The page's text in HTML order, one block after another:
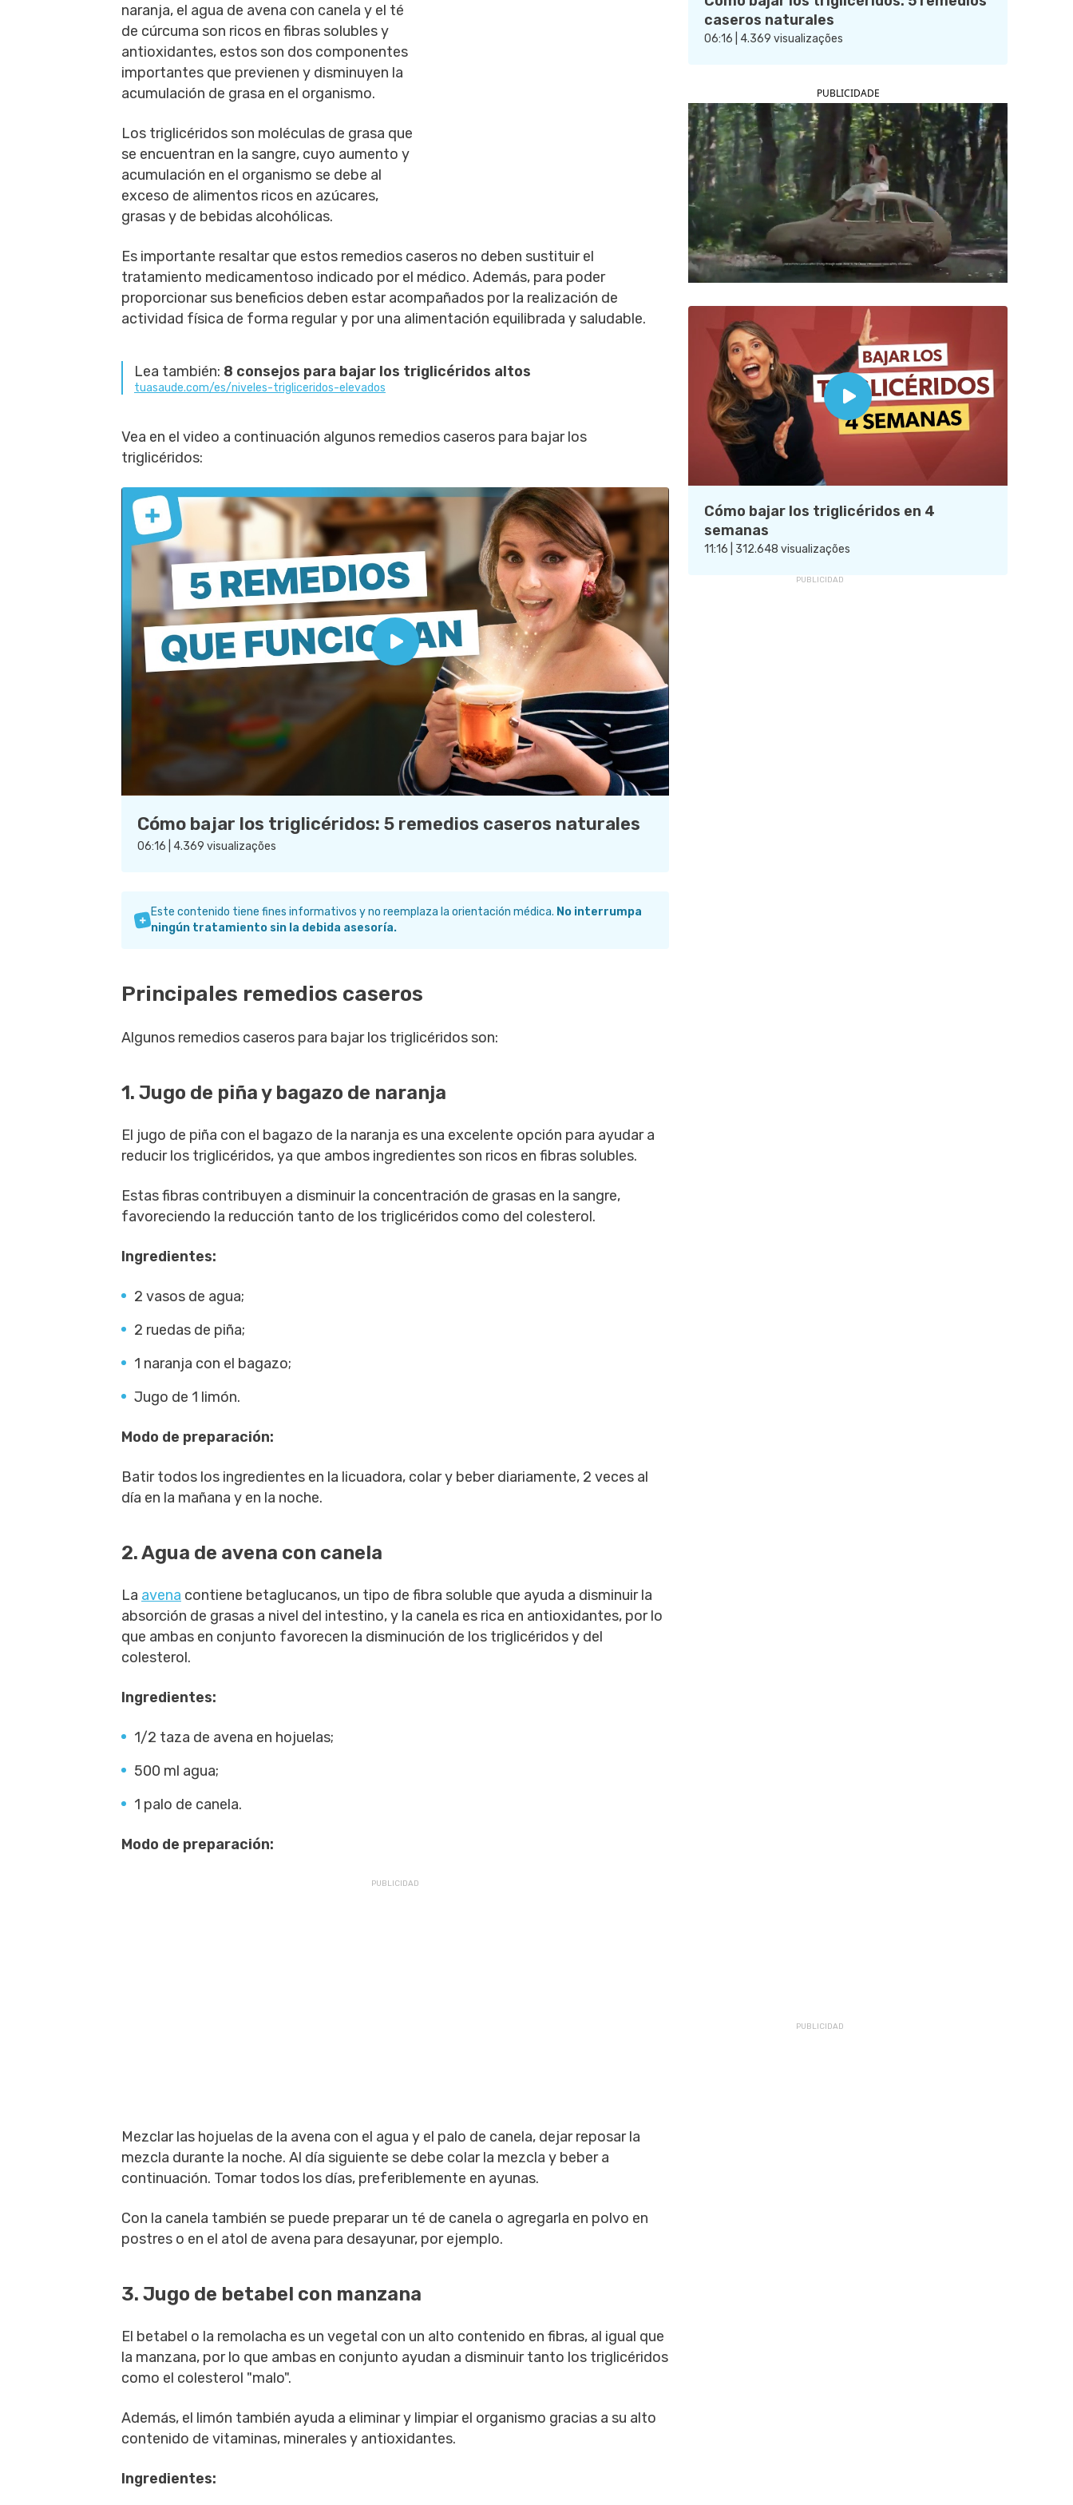
naranja, el agua de avena con canela y el té
de cúrcuma son ricos en fibras solubles y
antioxidantes, estos son dos componentes
importantes que previenen y disminuyen la
acumulación de grasa en el organismo.
Los triglicéridos son moléculas de grasa que
se encuentran en la sangre, cuyo aumento y
acumulación en el organismo se debe al
exceso de alimentos ricos en azúcares,
grasas y de bebidas alcohólicas.
Es importante resaltar que estos remedios caseros no deben sustituir el
tratamiento medicamentoso indicado por el médico. Además, para poder
proporcionar sus beneficios deben estar acompañados por la realización de
actividad física de forma regular y por una alimentación equilibrada y saludable.
Lea también: 8 consejos para bajar los triglicéridos altos
tuasaude.com/es/niveles-trigliceridos-elevados
Vea en el video a continuación algunos remedios caseros para bajar los
triglicéridos:
Cómo bajar los triglicéridos: 5 remedios caseros naturales
06:16 | 4.369 visualizações
Este contenido tiene fines informativos y no reemplaza la orientación médica. No interrumpa
ningún tratamiento sin la debida asesoría.
Principales remedios caseros
Algunos remedios caseros para bajar los triglicéridos son:
1. Jugo de piña y bagazo de naranja
El jugo de piña con el bagazo de la naranja es una excelente opción para ayudar a
reducir los triglicéridos, ya que ambos ingredientes son ricos en fibras solubles.
Estas fibras contribuyen a disminuir la concentración de grasas en la sangre,
favoreciendo la reducción tanto de los triglicéridos como del colesterol.
Ingredientes:
2 vasos de agua;
2 ruedas de piña;
1 naranja con el bagazo;
Jugo de 1 limón.
Modo de preparación:
Batir todos los ingredientes en la licuadora, colar y beber diariamente, 2 veces al
día en la mañana y en la noche.
2. Agua de avena con canela
La avena contiene betaglucanos, un tipo de fibra soluble que ayuda a disminuir la
absorción de grasas a nivel del intestino, y la canela es rica en antioxidantes, por lo
que ambas en conjunto favorecen la disminución de los triglicéridos y del
colesterol.
Ingredientes:
1/2 taza de avena en hojuelas;
500 ml agua;
1 palo de canela.
Modo de preparación:
Mezclar las hojuelas de la avena con el agua y el palo de canela, dejar reposar la
mezcla durante la noche. Al día siguiente se debe colar la mezcla y beber a
continuación. Tomar todos los días, preferiblemente en ayunas.
Con la canela también se puede preparar un té de canela o agregarla en polvo en
postres o en el atol de avena para desayunar, por ejemplo.
3. Jugo de betabel con manzana
El betabel o la remolacha es un vegetal con un alto contenido en fibras, al igual que
la manzana, por lo que ambas en conjunto ayudan a disminuir tanto los triglicéridos
como el colesterol "malo".
Además, el limón también ayuda a eliminar y limpiar el organismo gracias a su alto
contenido de vitaminas, minerales y antioxidantes.
Ingredientes:
caseros naturales
06:16 | 4.369 visualizações
PUBLICIDADE
Cómo bajar los triglicéridos en 4
semanas
11:16 | 312.648 visualizações